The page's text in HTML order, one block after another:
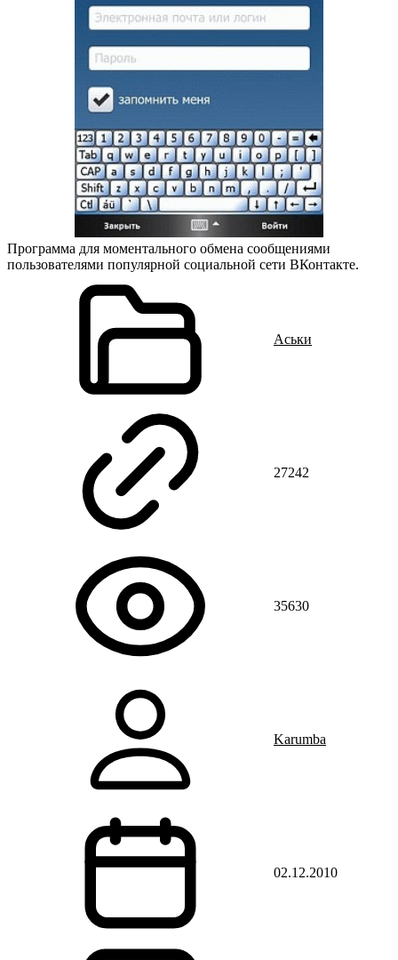
Программа для моментального обмена сообщениями
пользователями популярной социальной сети ВКонтакте.
Аськи
27242
35630
Karumba
02.12.2010